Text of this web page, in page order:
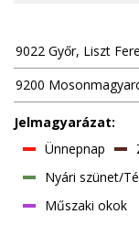
9022 Győr, Liszt
9200
Jelmagyarázat:
Ünnepnap
Nyári szünet/
Műszaki okok